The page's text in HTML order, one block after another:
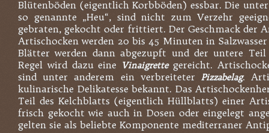
Blütenböden (eigentlich Korbböden) essbar. Die
so genannte „Heu“, sind nicht zum Verzehr
gebraten, gekocht oder frittiert. Der Geschmack der
Artischocken werden 20 bis 45 Minuten in
Blätter werden dann abgezupft und der untere
Regel wird dazu eine
Vinaigrettegereicht.
sind unter anderem ein verbreiteterPizzabelag.
kulinarische Delikatesse bekannt. Das
Teil des Kelchblatts (eigentlich Hüllblatts) einer
frisch gekocht wie auch in Dosen oder eingelegt
gelten sie als beliebte Komponente mediterraner